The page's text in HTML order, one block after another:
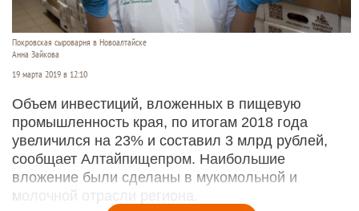
Покровская сыроварня в Новоалтайске
Анна Зайкова
19 марта 2019 в 12:10
Объем инвестиций, вложенных в пищевую
промышленность края, по итогам 2018 года
увеличился на 23% и составил 3 млрд рублей,
сообщает Алтайпищепром. Наибольшие
вложение были сделаны в мукомольной и
молочной отрасли региона.